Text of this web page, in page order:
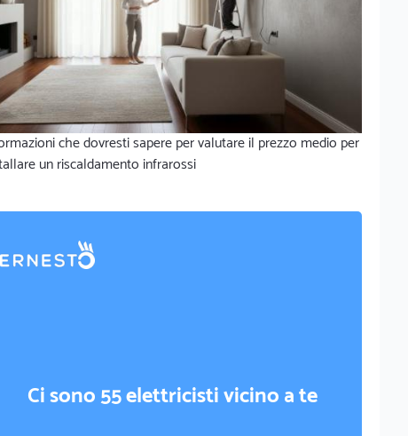
che dovresti sapere per valutare il prezzo medio per
un riscaldamento infrarossi
Ci sono 55 elettricisti vicino a te